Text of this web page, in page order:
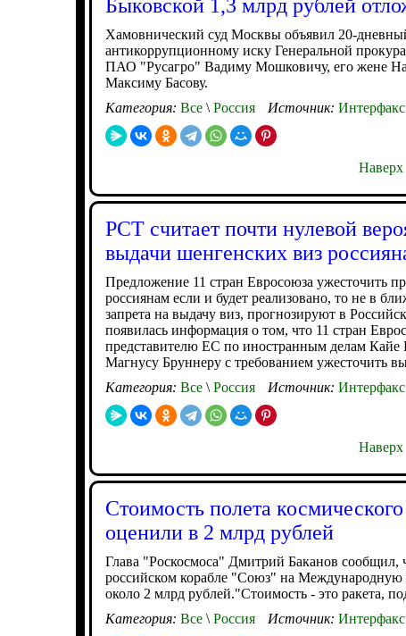
Быковской 1,3 млрд рублей
Хамовнический суд Москвы объявил 20-
антикоррупционному иску Генеральной
ПАО "Русагро" Вадиму Мошковичу, его жене
Максиму Басову.
Категория: Все \ Россия Источник: Интерфакс
Наверх
РСТ считает почти нулевой
выдачи шенгенских виз
Предложение 11 стран Евросоюза ужесточить
россиянам если и будет реализовано, то не в
запрета на выдачу виз, прогнозируют в
появилась информация о том, что 11 стран
представителю ЕС по иностранным делам Кайе
Магнусу Бруннеру с требованием ужесточить
Категория: Все \ Россия Источник: Интерфакс
Наверх
Стоимость полета
оценили в 2 млрд рублей
Глава "Роскосмоса" Дмитрий Баканов сообщил,
российском корабле "Союз" на
около 2 млрд рублей."Стоимость - это ракета,
Категория: Все \ Россия Источник: Интерфакс